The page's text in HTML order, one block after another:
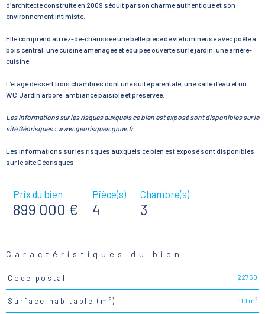
d’architecte construite en 2009 séduit par son charme authentique et son
environnement intimiste.
Elle comprend au rez-de-chaussée une belle pièce de vie lumineuse avec poêle à
bois central, une cuisine aménagée et équipée ouverte sur le jardin, une arrière-
cuisine.
L’étage dessert trois chambres dont une suite parentale, une salle d’eau et un
WC.Jardin arboré, ambiance paisible et préservée.
Les informations sur les risques auxquels ce bien est exposé sont disponibles sur le
site Géorisques : www.georisques.gouv.fr
Les informations sur les risques auxquels ce bien est exposé sont disponibles
sur le siteGéorisques
Prix du bien
899 000 €
Pièce(s)
4
Chambre(s)
3
Caractéristiques du bien
Caractéristiques
Code postal 22750
Surface habitable (m²) 110 m²